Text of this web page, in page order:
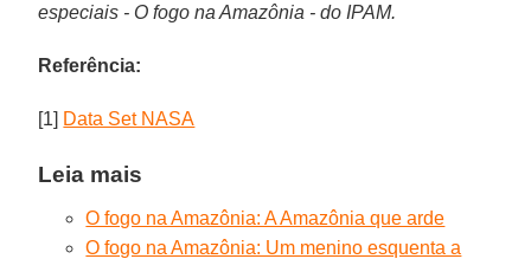
especiais - O fogo na Amazônia - do IPAM.
Referência:
[1] Data Set NASA
Leia mais
O fogo na Amazônia: A Amazônia que arde
O fogo na Amazônia: Um menino esquenta a